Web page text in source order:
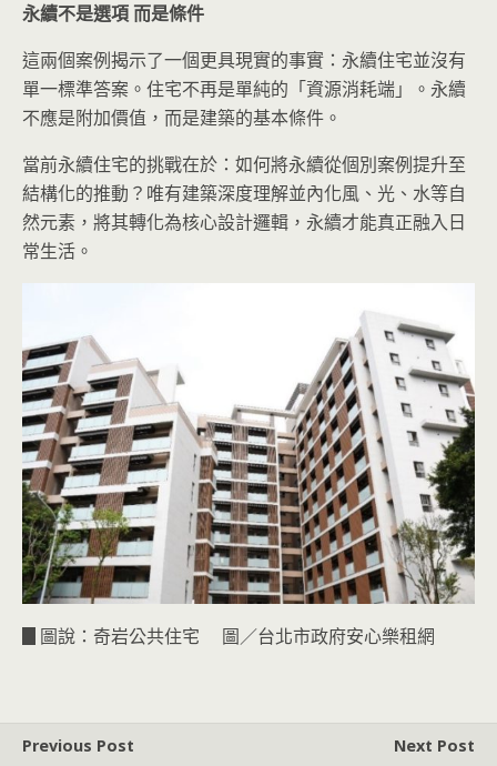
永續不是選項 而是條件
這兩個案例揭示了一個更具現實的事實：永續住宅並沒有
單一標準答案。住宅不再是單純的「資源消耗端」。永續
不應是附加價值，而是建築的基本條件。
當前永續住宅的挑戰在於：如何將永續從個別案例提升至
結構化的推動？唯有建築深度理解並內化風、光、水等自
然元素，將其轉化為核心設計邏輯，永續才能真正融入日
常生活。
▊圖說：奇岩公共住宅 圖／台北市政府安心樂租網
Previous Post
Next Post